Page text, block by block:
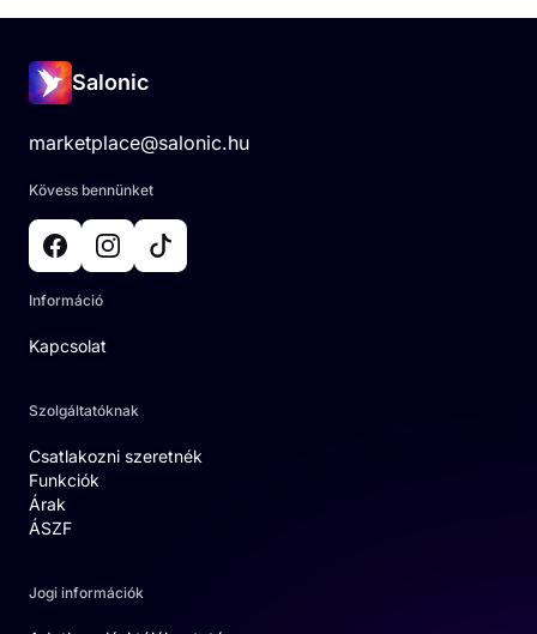
Salonic
marketplace@salonic.hu
Kövess bennünket
Információ
Kapcsolat
Szolgáltatóknak
Csatlakozni szeretnék
Funkciók
Árak
ÁSZF
Jogi információk